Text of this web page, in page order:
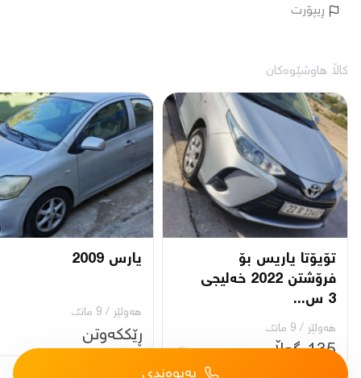
ڕیپۆرت
کاڵا هاوشێوەکان
تۆیۆتا یاریس بۆ
فرۆشتن 2022 خەلیجی
3 س...
هەولێر / 9 مانگ
135 گەڵا
یارس 2009
هەولێر / 9 مانگ
ڕێککەوتن